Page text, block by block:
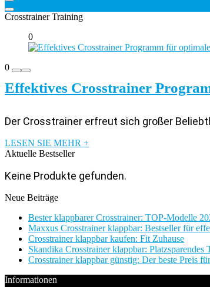
Crosstrainer Training
0
0
Effektives Crosstrainer
Der Crosstrainer erfreut sich großer
LESEN SIE MEHR +
Aktuelle Bestseller
Keine Produkte gefunden.
Neue Beiträge
Bester klappbarer Crosstrainer: TOP-Modelle
Maxxus Crosstrainer klappbar: Bestseller für
Crosstrainer klappbar kaufen: Fit Zuhause
Skandika Crosstrainer klappbar: Platzsparendes
Crosstrainer klappbar günstig: Der beste Preis
Informationen